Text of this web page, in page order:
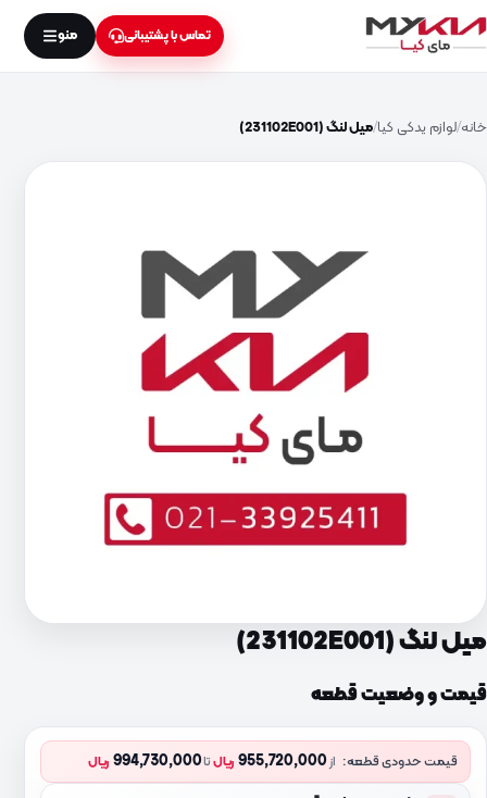
تماس با پشتیبانی منو
خانه لوازم یدکی کیا میل لنگ (231102E001)
میل لنگ (231102E001)
قیمت و وضعیت قطعه
قیمت حدودی قطعه: از955,720,000 ریالتا994,730,000 ریال